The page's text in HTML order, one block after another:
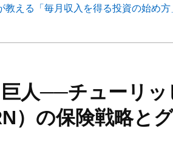
える「毎月収入を得る投資の始め方
人──チューリッ
）の保険戦略と